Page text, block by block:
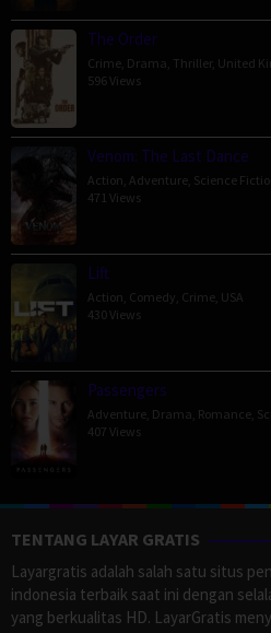
The Order
Crime Drama Thriller, United
596 Views
Venom: The Last Dance
Action Adventure Science
471 Views
Lift
Action Comedy Crime USA
430 Views
Passengers
Adventure Drama Romance
407 Views
TENTANG LAYAR GRATIS
Layargratis adalah salah satu situs
indonesia terbaik saat ini dengan
yang berkualitas HD. LayarGratis